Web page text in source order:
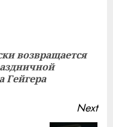
возвращается
Гейгера
Next